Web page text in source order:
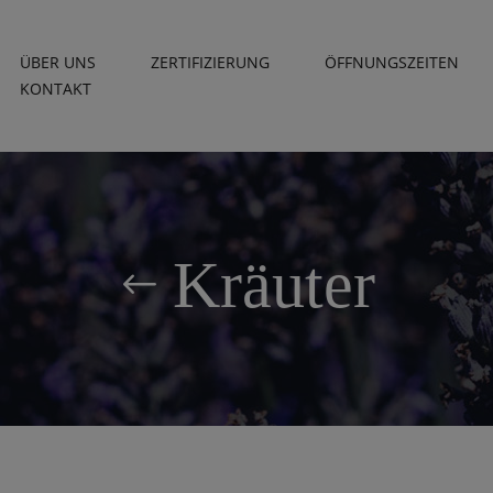
ÜBER UNS ZERTIFIZIERUNG
ÖFFNUNGSZEITEN
KONTAKT
Kräuter